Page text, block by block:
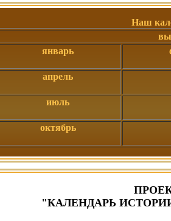
Наш
январь
апрель
июль
октябрь
"КАЛЕНДАРЬ